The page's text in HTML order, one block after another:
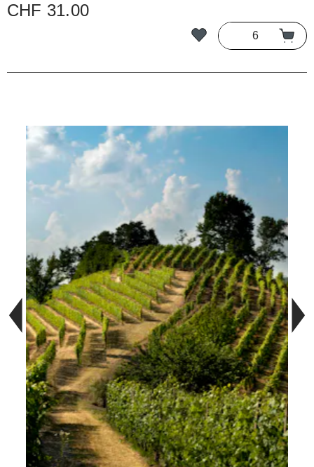
CHF 31.00
Salta la galleria di immagini